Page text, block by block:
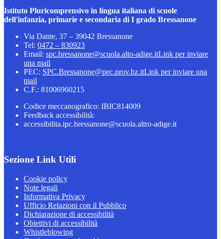
Istituto Pluricomprensivo in lingua italiana di scuole
dell'infanzia, primarie e secondaria di I grado Bressanone
Via Dante, 37 – 39042 Bressanone
Tel: 0472 – 830923
Email: spc.bressanone@scuola.alto-adige.itLink per inviare
una mail
PEC: SPC.Bressanone@pec.prov.bz.itLink per inviare una
mail
C.F.: 81006960215
Codice meccanografico: IBIC814009
Feedback accessibilità:
accessibilita.ipc.bressanone@scuola.altro-adige.it
Sezione Link Utili
Cookie policy
Note legali
Informativa Privacy
Ufficio Relazioni con il Pubblico
Dichiarazione di accessibilità
Obiettivi di accessibilità
Whistleblowing